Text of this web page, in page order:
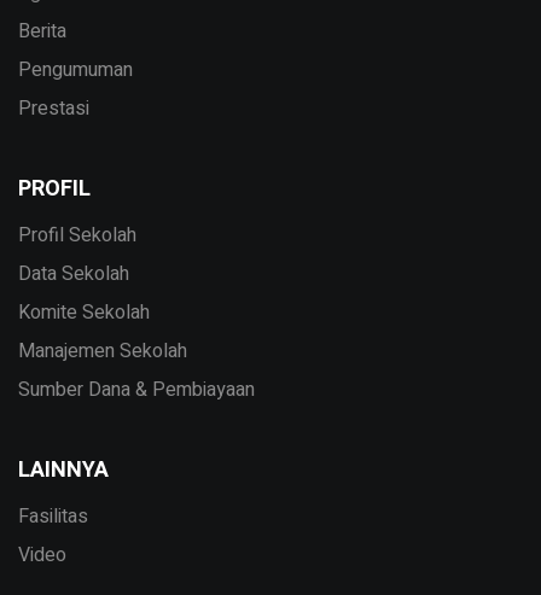
Berita
Pengumuman
Prestasi
PROFIL
Profil Sekolah
Data Sekolah
Komite Sekolah
Manajemen Sekolah
Sumber Dana & Pembiayaan
LAINNYA
Fasilitas
Video